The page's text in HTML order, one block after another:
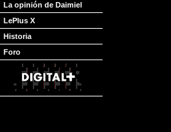
La opinión de Daimiel
LePlus X
Historia
Foro